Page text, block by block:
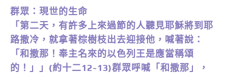
群眾：現世的生命
「第二天，有許多上來過節的人聽見耶穌將到耶
路撒冷，就拿著棕樹枝出去迎接他，喊著說：
「和撒那！奉主名來的以色列王是應當稱頌
的！」」(約十二12-13)群眾呼喊「和撒那」，